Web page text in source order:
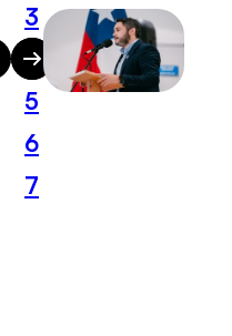
3
4
5
6
7